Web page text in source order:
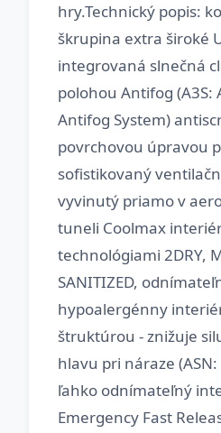
hry.Technický popis:
škrupina extra široké
integrovaná slnečná
polohou Antifog
Antifog System)
povrchovou úpravou
sofistikovaný
vyvinutý priamo v
tuneli Coolmax
technológiami 2DRY,
SANITIZED,
hypoalergénny
štruktúrou - znižuje
hlavu pri náraze
ľahko odnímateľný
Emergency Fast